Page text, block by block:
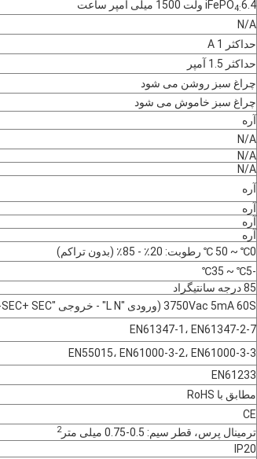
iFePO4:6.4 ولت 1500 میلی آمپر ساعت
N/A
حداکثر 1 A
حداکثر 1.5 آمپر
چراغ سبز روشن می شود
چراغ سبز خاموش می شود
آره
N/A
N/A
N/A
آره
آره
آره
آره
0℃ ~ 50 ℃ رطوبت: 20٪ - 85٪ (بدون تراکم)
-5℃ ~ 35℃
85 درجه سانتیگراد
3750Vac 5mA 60S (ورودی "L N" - خروجی "SEC+ SEC-)
EN61347-1، EN61347-2-7
EN55015، EN61000-3-2، EN61000-3-3
EN61233
مطابق با RoHS
CE
ترمینال پرس، قطر سیم: 0.5-0.75 میلی متر 2
IP20